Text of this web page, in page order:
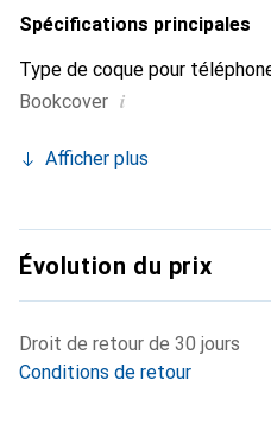
Spécifications principales
Type de coque pour
Bookcover i
Afficher plus
Évolution du prix
Droit de retour de 30 jours
Conditions de retour